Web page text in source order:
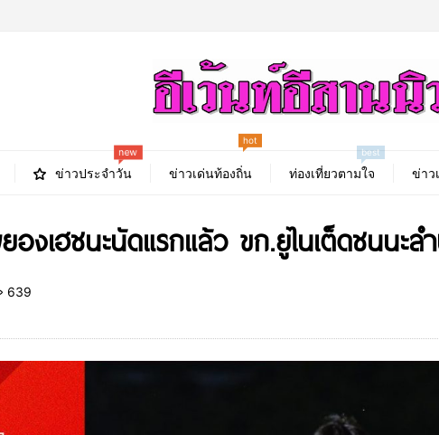
ข่าวประจำวัน
new
ข่าวเด่นท้องถิ่น
hot
ท่องเที่ยวตามใจ
best
ข่าว
องเฮชนะนัดแรกแล้ว ขก.ยูไนเต็ดชนนะล
639